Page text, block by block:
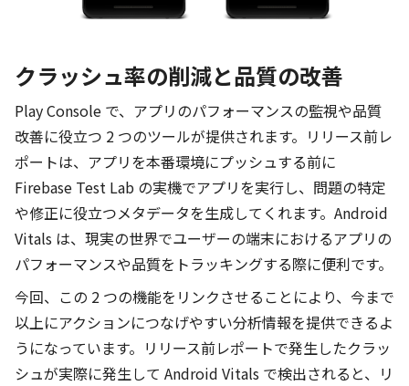
クラッシュ率の削減と品質の改善
Play Console で、アプリのパフォーマンスの監視や品質
改善に役立つ 2 つのツールが提供されます。リリース前レ
ポートは、アプリを本番環境にプッシュする前に
Firebase Test Lab の実機でアプリを実行し、問題の特定
や修正に役立つメタデータを生成してくれます。Android
Vitals は、現実の世界でユーザーの端末におけるアプリの
パフォーマンスや品質をトラッキングする際に便利です。
今回、この 2 つの機能をリンクさせることにより、今まで
以上にアクションにつなげやすい分析情報を提供できるよ
うになっています。リリース前レポートで発生したクラッ
シュが実際に発生して Android Vitals で検出されると、リ